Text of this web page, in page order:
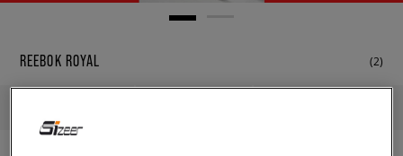
REEBOK ROYAL (2)